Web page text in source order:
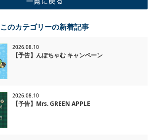
このカテゴリーの新着記事
2026.08.10
【予告】んぽちゃむ キャンペーン
2026.08.10
【予告】Mrs. GREEN APPLE